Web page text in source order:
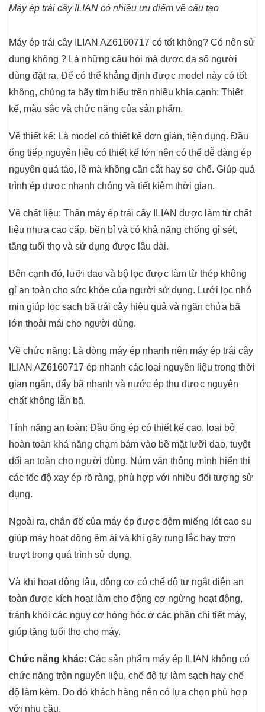
Máy ép trái cây ILIAN có nhiều ưu điểm về cấu tạo
Máy ép trái cây ILIAN AZ6160717 có tốt không? Có nên sử
dụng không ? Là những câu hỏi mà được đa số người
dùng đặt ra. Để có thể khẳng định được model này có tốt
không, chúng ta hãy tìm hiểu trên nhiều khía cạnh: Thiết
kế, màu sắc và chức năng của sản phẩm.
Về thiết kế: Là model có thiết kế đơn giản, tiện dụng. Đầu
ống tiếp nguyên liệu có thiết kế lớn nên có thể dễ dàng ép
nguyên quả táo, lê mà không cần cắt hay sơ chế. Giúp quá
trình ép được nhanh chóng và tiết kiệm thời gian.
Về chất liệu: Thân máy ép trái cây ILIAN được làm từ chất
liệu nhựa cao cấp, bền bỉ và có khả năng chống gỉ sét,
tăng tuổi thọ và sử dụng được lâu dài.
Bên cạnh đó, lưỡi dao và bộ lọc được làm từ thép không
gỉ an toàn cho sức khỏe của người sử dụng. Lưới lọc nhỏ
mịn giúp lọc sạch bã trái cây hiệu quả và ngăn chứa bã
lớn thoải mái cho người dùng.
Về chức năng: Là dòng máy ép nhanh nên máy ép trái cây
ILIAN AZ6160717 ép nhanh các loại nguyên liệu trong thời
gian ngắn, đẩy bã nhanh và nước ép thu được nguyên
chất không lẫn bã.
Tính năng an toàn: Đầu ống ép có thiết kế cao, loại bỏ
hoàn toàn khả năng chạm bám vào bề mặt lưỡi dao, tuyệt
đối an toàn cho người dùng. Núm vặn thông minh hiển thị
các tốc độ xay ép rõ ràng, phù hợp với nhiều đối tượng sử
dụng.
Ngoài ra, chân đế của máy ép được đệm miếng lót cao su
giúp máy hoạt động êm ái và khi gây rung lắc hay trơn
trượt trong quá trình sử dụng.
Và khi hoạt động lâu, động cơ có chế độ tự ngắt điện an
toàn được kích hoạt làm cho động cơ ngừng hoạt động,
tránh khỏi các nguy cơ hỏng hóc ở các phần chi tiết máy,
giúp tăng tuổi thọ cho máy.
Chức năng khác: Các sản phẩm máy ép ILIAN không có
chức năng trộn nguyên liệu, chế độ tự làm sạch hay chế
độ làm kèm. Do đó khách hàng nên có lựa chọn phù hợp
với nhu cầu.